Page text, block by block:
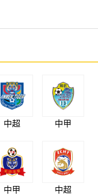
中超 中甲
中甲 中超